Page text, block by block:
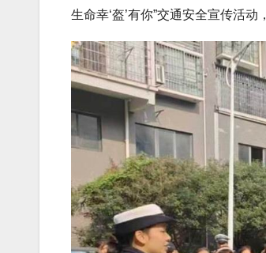
生命幸‘盔’有你”交通安全宣传活